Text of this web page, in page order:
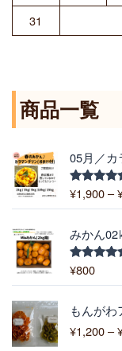
31
商品一覧
05月／カ
5段階中
5.00
¥1,900 –
みかん02
5段階中
¥800
もんがわ
¥1,200 –